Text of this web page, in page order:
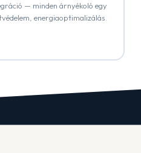
— minden árnyékoló egy
energiaoptimalizálás.